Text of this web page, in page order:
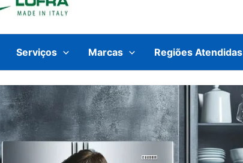
Serviços Marcas Regiões Atendidas